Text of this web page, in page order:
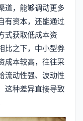
道，能够调动更多
有资本，还能通过
式获取低成本资
比之下，中小型券
成本较高，往往采
流动性强、波动性
这种差异直接导致